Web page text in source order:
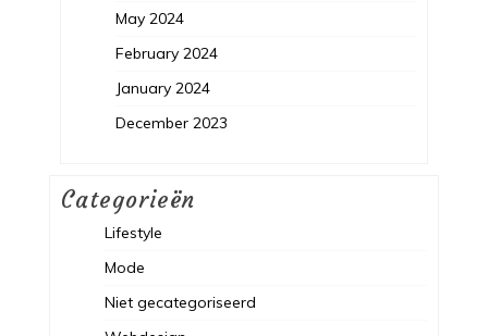
May 2024
February 2024
January 2024
December 2023
Categorieën
Lifestyle
Mode
Niet gecategoriseerd